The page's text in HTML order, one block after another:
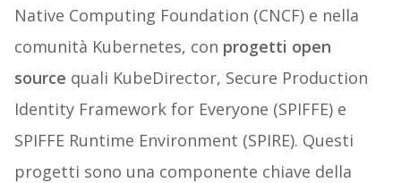
Native Computing Foundation (CNCF) e nella
comunità Kubernetes, con progetti open
source quali KubeDirector, Secure Production
Identity Framework for Everyone (SPIFFE) e
SPIFFE Runtime Environment (SPIRE). Questi
progetti sono una componente chiave della